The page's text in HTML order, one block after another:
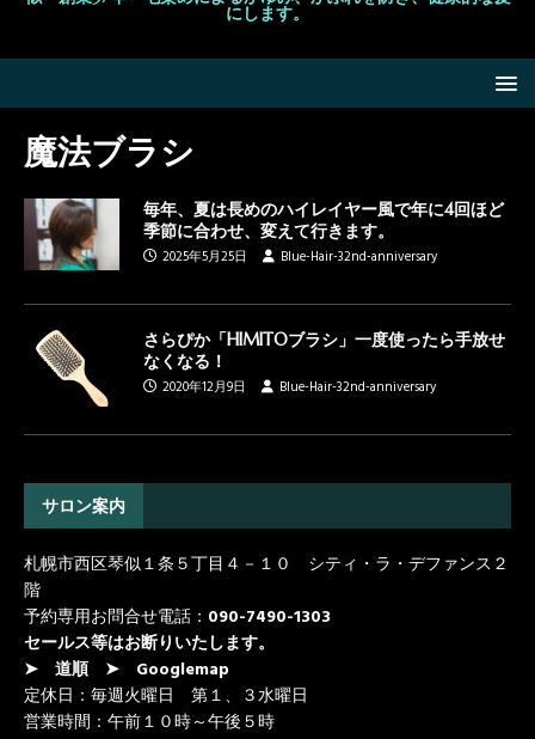
にします。
魔法ブラシ
毎年、夏は長めのハイレイヤー風で年に4回ほど
季節に合わせ、変えて行きます。
2025年5月25日
Blue-Hair-32nd-anniversary
さらぴか「HIMITOブラシ」一度使ったら手放せ
なくなる！
2020年12月9日
Blue-Hair-32nd-anniversary
サロン案内
札幌市西区琴似１条５丁目４－１０ シティ・ラ・デファンス２
階
予約専用お問合せ電話： 090-7490-1303
セールス等はお断りいたします。
➤ 道順
➤ Googlemap
定休日：毎週火曜日 第１、３水曜日
営業時間：午前１０時～午後５時